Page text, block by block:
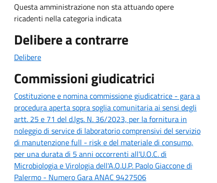
Questa amministrazione non sta attuando opere
ricadenti nella categoria indicata
Delibere a contrarre
Delibere
Commissioni giudicatrici
Costituzione e nomina commissione giudicatrice - gara a
procedura aperta sopra soglia comunitaria ai sensi degli
artt. 25 e 71 del d.lgs. N. 36/2023, per la fornitura in
noleggio di service di laboratorio comprensivi del servizio
di manutenzione full - risk e del materiale di consumo,
per una durata di 5 anni occorrenti all'U.O.C. di
Microbiologia e Virologia dell'A.O.U.P. Paolo Giaccone di
Palermo - Numero Gara ANAC 9427506